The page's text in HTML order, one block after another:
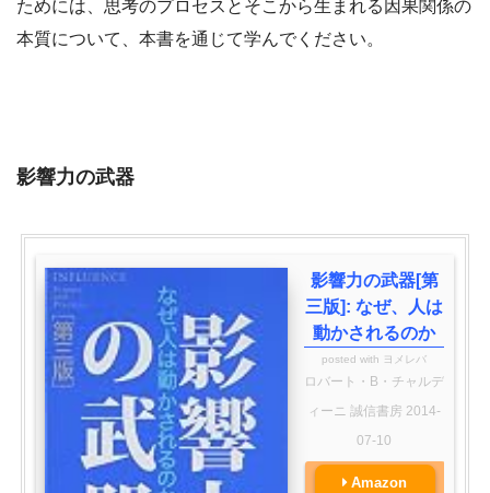
ためには、思考のプロセスとそこから生まれる因果関係の
本質について、本書を通じて学んでください。
影響力の武器
影響力の武器[第
三版]: なぜ、人は
動かされるのか
posted with ヨメレバ
ロバート・B・チャルデ
ィーニ 誠信書房 2014-
07-10
Amazon